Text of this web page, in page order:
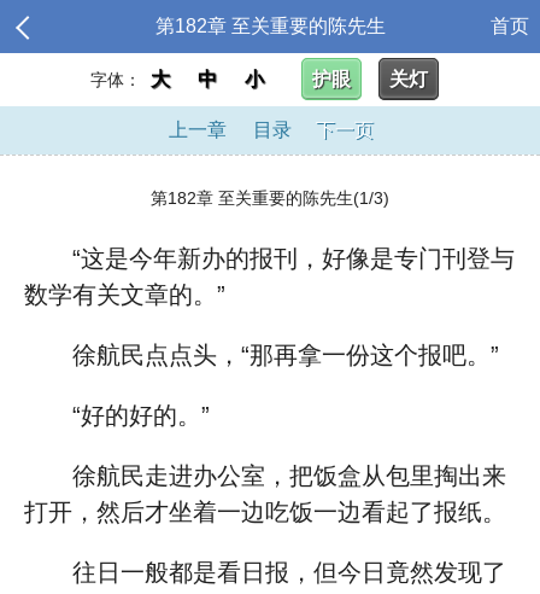
第182章 至关重要的陈先生 首页
字体： 大 中 小 护眼 关灯
上一章 目录 下一页
第182章 至关重要的陈先生(1/3)
“这是今年新办的报刊，好像是专门刊登与
数学有关文章的。”
徐航民点点头，“那再拿一份这个报吧。”
“好的好的。”
徐航民走进办公室，把饭盒从包里掏出来
打开，然后才坐着一边吃饭一边看起了报纸。
往日一般都是看日报，但今日竟然发现了